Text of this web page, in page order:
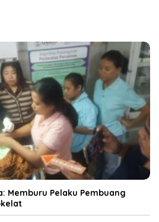
Memburu Pelaku Pembuang